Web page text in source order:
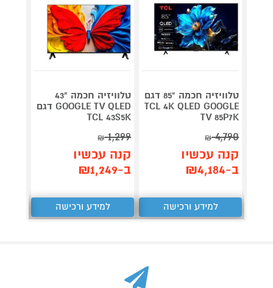
טלוויזיה חכמה "85 דגם
TCL 4K QLED GOOGLE
TV 85P7K
4,790
₪
קנה עכשיו
ב-₪4,184
למידע ורכישה
טלוויזיה חכמה "43
GOOGLE TV QLED דגם
TCL 43S5K
1,299
₪
קנה עכשיו
ב-₪1,249
למידע ורכישה